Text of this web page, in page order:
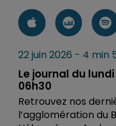
22 juin 2026 - 4 min
Le journal du
06h30
Retrouvez nos
l’agglomération du